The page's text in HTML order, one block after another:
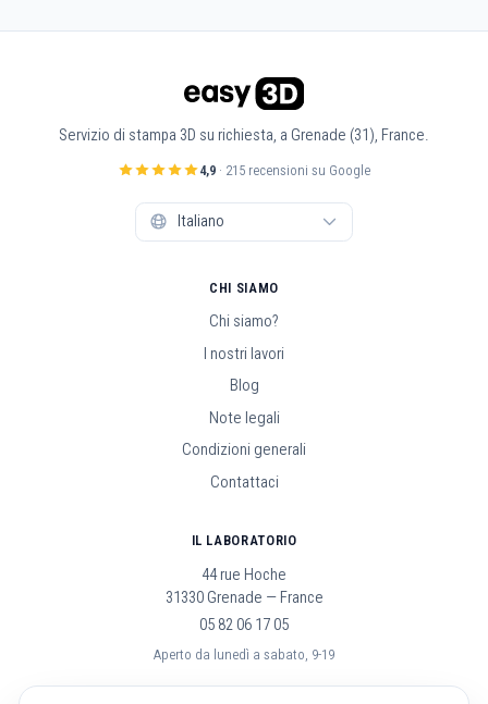
Servizio di stampa 3D su richiesta, a Grenade (31), France.
4,9· 215 recensioni su Google
CHI SIAMO
Chi siamo?
I nostri lavori
Blog
Note legali
Condizioni generali
Contattaci
IL LABORATORIO
44 rue Hoche
31330 Grenade — France
05 82 06 17 05
Aperto da lunedì a sabato, 9-19